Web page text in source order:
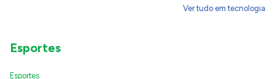
Ver tudo em tecnologia
Esportes
Esportes